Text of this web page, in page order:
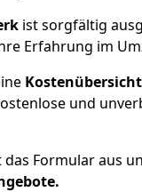
ist sorgfältig
Erfahrung im
und
das Formular aus